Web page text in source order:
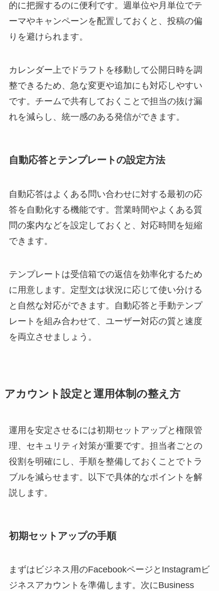
的に把握するのに便利です。週単位や月単位でテ
ーマやキャンペーンを配置しておくと、投稿の偏
りを避けられます。
カレンダー上でドラフトを移動して公開日時を調
整できるため、急な変更や追加にも対応しやすい
です。チームで共有しておくことで担当の抜け漏
れを減らし、統一感のある発信ができます。
自動応答とテンプレートの設定方法
自動応答はよくある問い合わせに対する最初の応
答を自動化する機能です。営業時間やよくある質
問の案内などを設定しておくと、対応時間を短縮
できます。
テンプレートは受信箱での返信を効率化するため
に用意します。定型文は状況に応じて使い分ける
と自然な対応ができます。自動応答と手動テンプ
レートを組み合わせて、ユーザー対応の質と速度
を両立させましょう。
アカウント設定と運用体制の整え方
運用を安定させるには初期セットアップと権限管
理、セキュリティ対策が重要です。担当者ごとの
役割を明確にし、手順を整備しておくことでトラ
ブルを減らせます。以下で具体的なポイントを解
説します。
初期セットアップの手順
まずはビジネス用のFacebookページとInstagramビ
ジネスアカウントを準備します。次にBusiness